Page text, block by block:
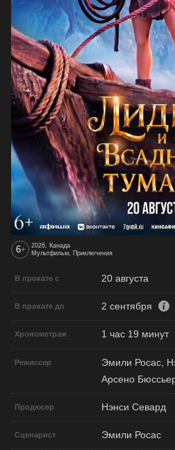
6+
2026, Канада
Мультфильм, Приключения
В прокате с 20 августа
В прокате до 2 сентября
Хронометраж 1 час 19 минут
Режиссер
Эмили Росас,
Арсено
Продюсер Нэнси Севард
Сценарист Эмили Росас